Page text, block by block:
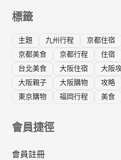
標籤
主題 九州行程 京都住宿
京都美食
京都行程 住宿
台北美食
大阪住宿 大阪
大阪親子
大阪購物 攻略
東京購物
福岡行程 美食
會員捷徑
會員註冊